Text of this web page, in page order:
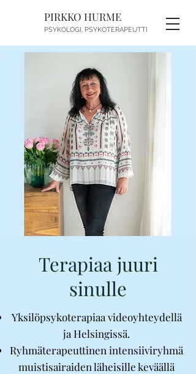
PIRKKO HURME
PSYKOLOGI, PSYKOTERAPEUTTI
Terapiaa juuri
sinulle
Yksilöpsykoterapiaa videoyhteydellä
ja Helsingissä.
Ryhmäterapeuttinen intensiiviryhmä
muistisairaiden läheisille keväällä